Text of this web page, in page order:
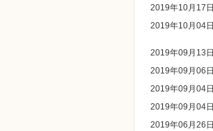
2019年10月17日
2019年10月04日
2019年09月13日
2019年09月06日
2019年09月04日
2019年09月04日
2019年06月26日